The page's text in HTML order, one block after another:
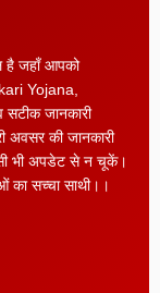
है जहाँ आपको
Yojana,
जानकारी
अवसर की जानकारी
भी अपडेट से न चूकें।
सच्चा साथी।।